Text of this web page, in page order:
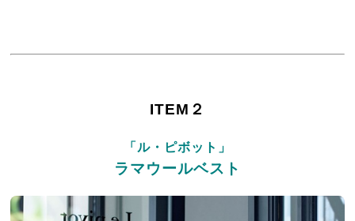
ITEM２
「ル・ピボット」
ラマウールベスト